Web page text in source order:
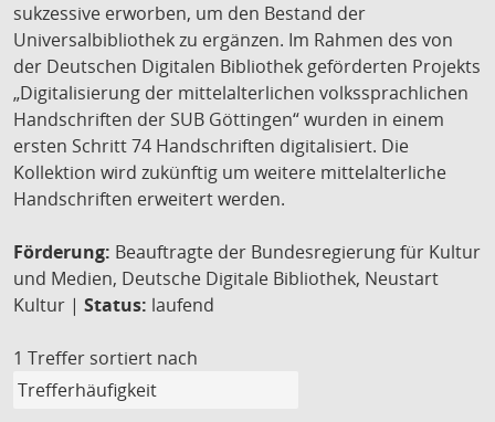
sukzessive erworben, um den Bestand der
Universalbibliothek zu ergänzen. Im Rahmen des von
der Deutschen Digitalen Bibliothek geförderten Projekts
„Digitalisierung der mittelalterlichen volkssprachlichen
Handschriften der SUB Göttingen“ wurden in einem
ersten Schritt 74 Handschriften digitalisiert. Die
Kollektion wird zukünftig um weitere mittelalterliche
Handschriften erweitert werden.
Förderung: Beauftragte der Bundesregierung für Kultur
und Medien, Deutsche Digitale Bibliothek, Neustart
Kultur | Status: laufend
1 Treffer sortiert nach